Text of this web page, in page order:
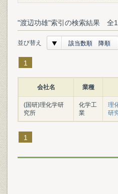
"渡辺功雄"索引の検索結果 全
並び替え 該当数順 降順
1
会社名 業種
(国研)理化学研
究所
化学工
業
理
研
1